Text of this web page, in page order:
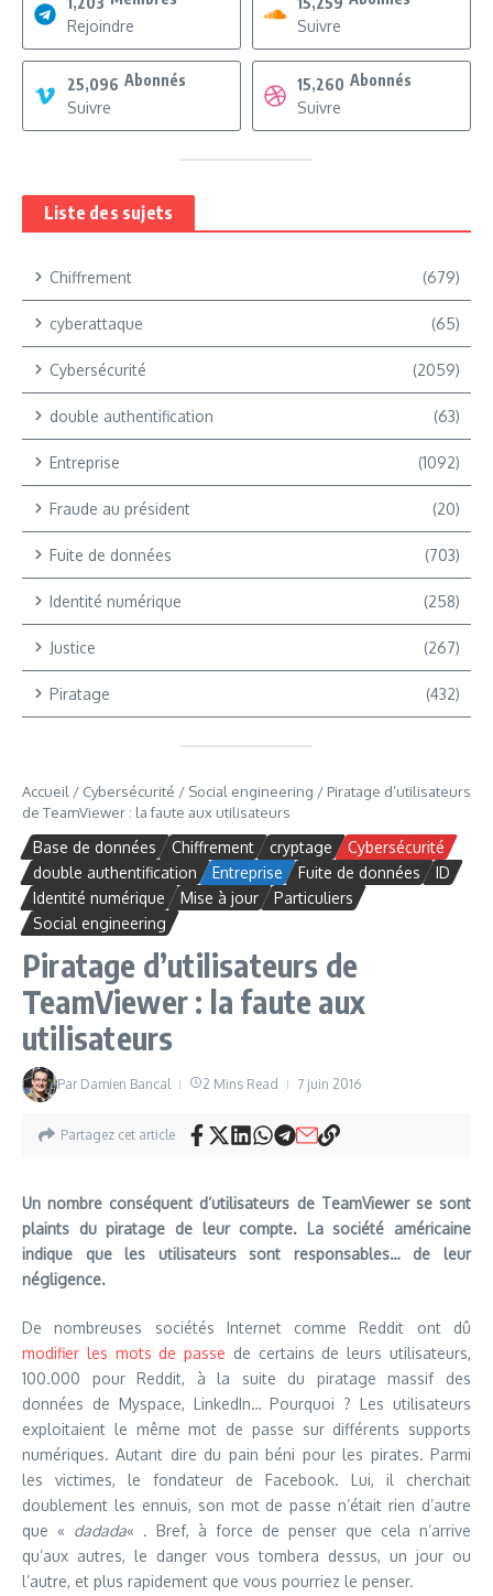
Rejoindre
Suivre
25,096 Abonnés
Suivre
15,260 Abonnés
Suivre
Liste des sujets
Chiffrement (679)
cyberattaque (65)
Cybersécurité (2059)
double authentification (63)
Entreprise (1092)
Fraude au président (20)
Fuite de données (703)
Identité numérique (258)
Justice (267)
Piratage (432)
Accueil / Cybersécurité / Social engineering / Piratage d’utilisateurs
de TeamViewer : la faute aux utilisateurs
Base de données Chiffrement cryptage
Cybersécurité
double authentification
Entreprise Fuite de données
ID
Identité numérique
Mise à jour
Particuliers
Social engineering
Piratage d’utilisateurs de
TeamViewer : la faute aux
utilisateurs
Par Damien Bancal 2 Mins Read 7 juin 2016
Partagez cet article
Un nombre conséquent d’utilisateurs de TeamViewer se sont
plaints du piratage de leur compte. La société américaine
indique que les utilisateurs sont responsables… de leur
négligence.
De nombreuses sociétés Internet comme Reddit ont dû
modifier les mots de passe de certains de leurs utilisateurs,
100.000 pour Reddit, à la suite du piratage massif des
données de Myspace, LinkedIn… Pourquoi ? Les utilisateurs
exploitaient le même mot de passe sur différents supports
numériques. Autant dire du pain béni pour les pirates. Parmi
les victimes, le fondateur de Facebook. Lui, il cherchait
doublement les ennuis, son mot de passe n’était rien d’autre
que « dadada« . Bref, à force de penser que cela n’arrive
qu’aux autres, le danger vous tombera dessus, un jour ou
l’autre, et plus rapidement que vous pourriez le penser.